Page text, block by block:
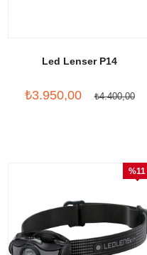
Led Lenser P14
₺3.950,00 ₺4.400,00
%11